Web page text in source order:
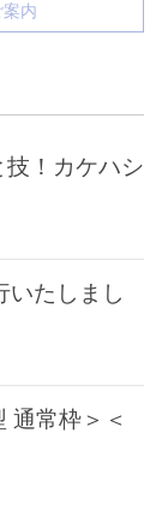
内
技！カケハシ
いたしまし
通常枠＞＜